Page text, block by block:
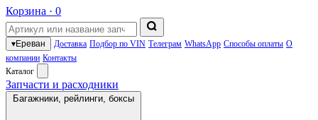
Корзина · 0
▾Ереван Доставка Подбор по VIN Телеграм WhatsApp Способы оплаты О
компании Контакты
Каталог
Запчасти и расходники
Багажники, рейлинги, боксы